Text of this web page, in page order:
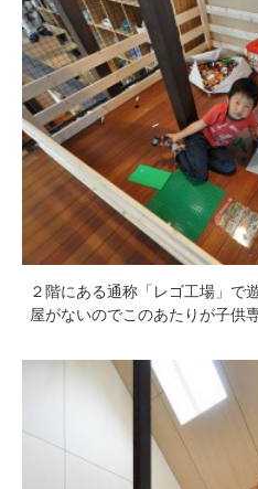
２階にある通称「レゴ工場」で
屋がないのでこのあたりが子供